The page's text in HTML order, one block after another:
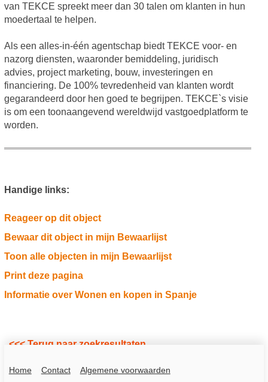
van TEKCE spreekt meer dan 30 talen om klanten in hun
moedertaal te helpen.
Als een alles-in-één agentschap biedt TEKCE voor- en
nazorg diensten, waaronder bemiddeling, juridisch
advies, project marketing, bouw, investeringen en
financiering. De 100% tevredenheid van klanten wordt
gegarandeerd door hen goed te begrijpen. TEKCE`s visie
is om een toonaangevend wereldwijd vastgoedplatform te
worden.
Handige links:
Reageer op dit object
Bewaar dit object in mijn Bewaarlijst
Toon alle objecten in mijn Bewaarlijst
Print deze pagina
Informatie over Wonen en kopen in Spanje
<<< Terug naar zoekresultaten
Home Contact
Algemene voorwaarden